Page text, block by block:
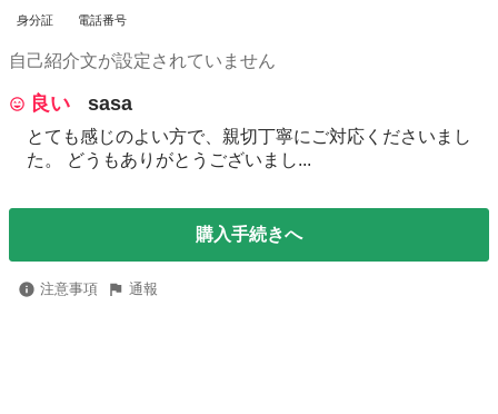
身分証 電話番号
自己紹介文が設定されていません
良い sasa
とても感じのよい方で、親切丁寧にご対応くださいまし
た。 どうもありがとうございまし...
購入手続きへ
注意事項 通報